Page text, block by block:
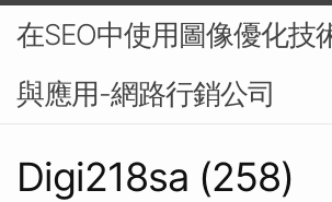
在SEO中使用圖像優化技
與應用-網路行銷公司
Digi218sa (258)